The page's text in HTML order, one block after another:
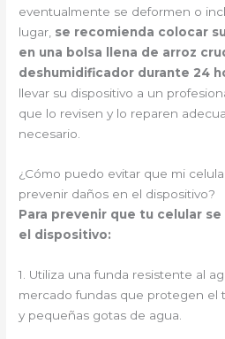
eventualmente se deformen o
lugar, se recomienda colocar
en una bolsa llena de arroz
deshumidificador durante 24
llevar su dispositivo a un
que lo revisen y lo reparen
necesario.
¿Cómo puedo evitar que mi
prevenir daños en el dispositivo?
Para prevenir que tu celular
el dispositivo:
1. Utiliza una funda resistente al
mercado fundas que protegen el
y pequeñas gotas de agua.